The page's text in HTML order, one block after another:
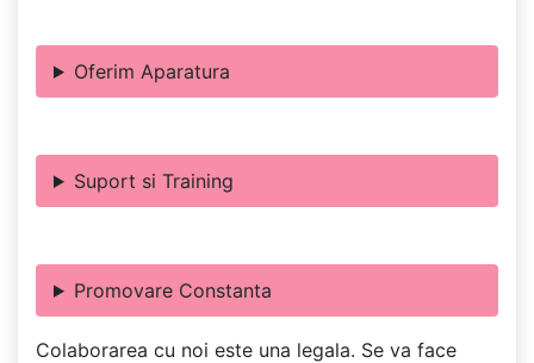
Oferim Aparatura
Suport si Training
Promovare Constanta
Colaborarea cu noi este una legala. Se va face